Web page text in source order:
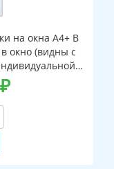
на окна А4+ В
окно (видны с
клапаном)
₽